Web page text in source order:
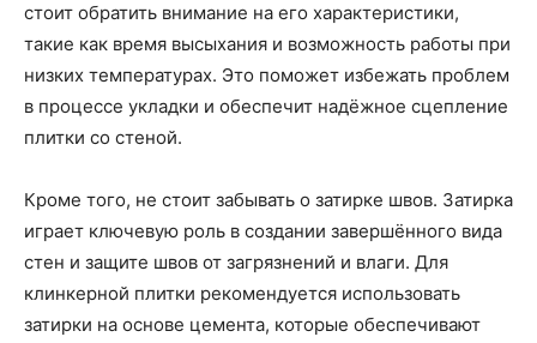
стоит обратить внимание на его характеристики,
такие как время высыхания и возможность работы при
низких температурах. Это поможет избежать проблем
в процессе укладки и обеспечит надёжное сцепление
плитки со стеной.
Кроме того, не стоит забывать о затирке швов. Затирка
играет ключевую роль в создании завершённого вида
стен и защите швов от загрязнений и влаги. Для
клинкерной плитки рекомендуется использовать
затирки на основе цемента, которые обеспечивают